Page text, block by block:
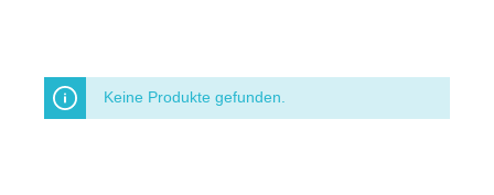
Keine Produkte gefunden.